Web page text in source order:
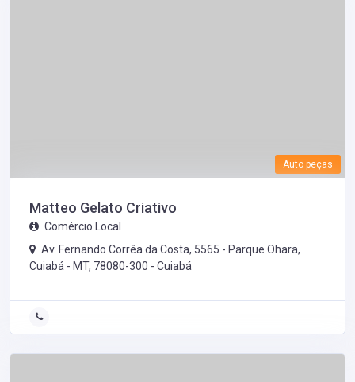
Auto peças
Matteo Gelato Criativo
Comércio Local
Av. Fernando Corrêa da Costa, 5565 - Parque Ohara,
Cuiabá - MT, 78080-300 - Cuiabá